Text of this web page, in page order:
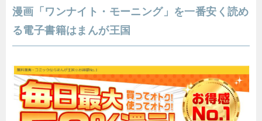
漫画「ワンナイト・モーニング」を一番安く読め
る電子書籍はまんが王国